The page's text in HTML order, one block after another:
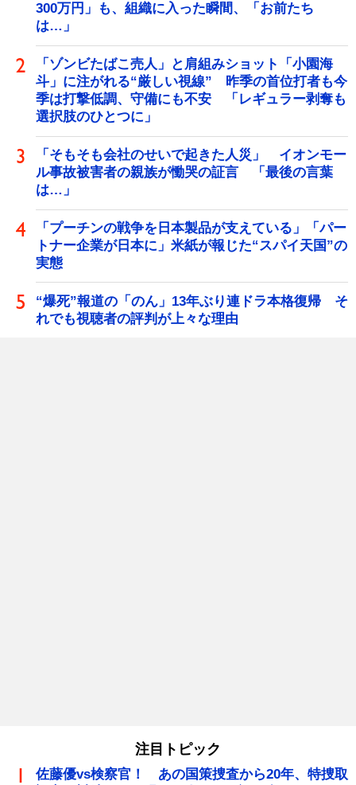
300万円」も、組織に入った瞬間、「お前たち
は…」
「ゾンビたばこ売人」と肩組みショット「小園海
斗」に注がれる“厳しい視線” 昨季の首位打者も今
季は打撃低調、守備にも不安 「レギュラー剥奪も
選択肢のひとつに」
「そもそも会社のせいで起きた人災」 イオンモー
ル事故被害者の親族が慟哭の証言 「最後の言葉
は…」
「プーチンの戦争を日本製品が支えている」「パー
トナー企業が日本に」米紙が報じた“スパイ天国”の
実態
“爆死”報道の「のん」13年ぶり連ドラ本格復帰 そ
れでも視聴者の評判が上々な理由
注目トピック
佐藤優vs検察官！ あの国策捜査から20年、特捜取